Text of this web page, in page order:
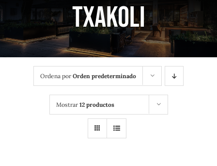
Txakoli
Ordena por Orden predeterminado
Mostrar 12 productos